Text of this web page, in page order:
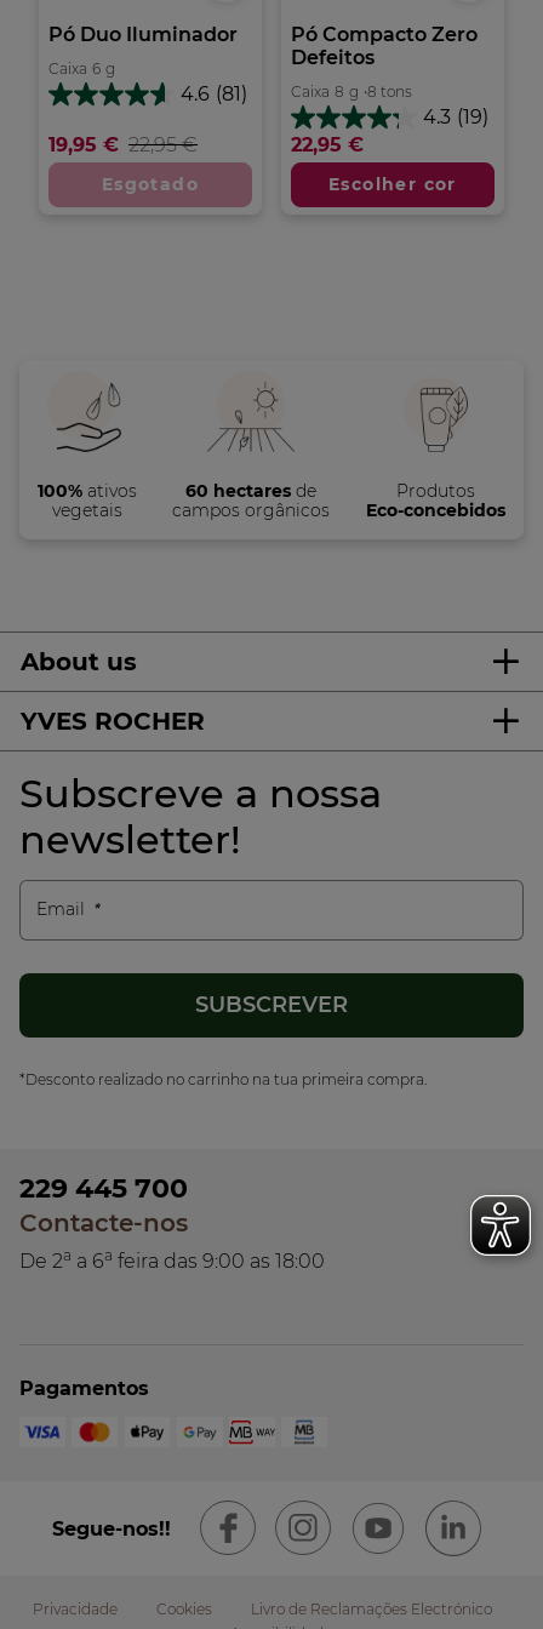
Pó Duo Iluminador
Caixa 6 g
4.6 (81)
4.6
5
estrelas.
análises
19,95 € 22,95 €
Esgotado
Pó Compacto Zero
Defeitos
Caixa 8 g •8 tons
4.3 (19)
4.3
em
5
estrelas.
19
22,95 €
Escolher cor
100%ativos
vegetais
60 hectares de
campos orgânicos
Produtos
Eco-concebidos
About us
YVES ROCHER
Subscreve a nossa
newsletter!
Email
*Desconto realizado no carrinho na tua primeira compra.
229 445 700
Contacte-nos
De 2a a 6a feira das 9:00 as 18:00
Pagamentos
Segue-nos!!
Privacidade Cookies
Livro de Reclamações Electrónico